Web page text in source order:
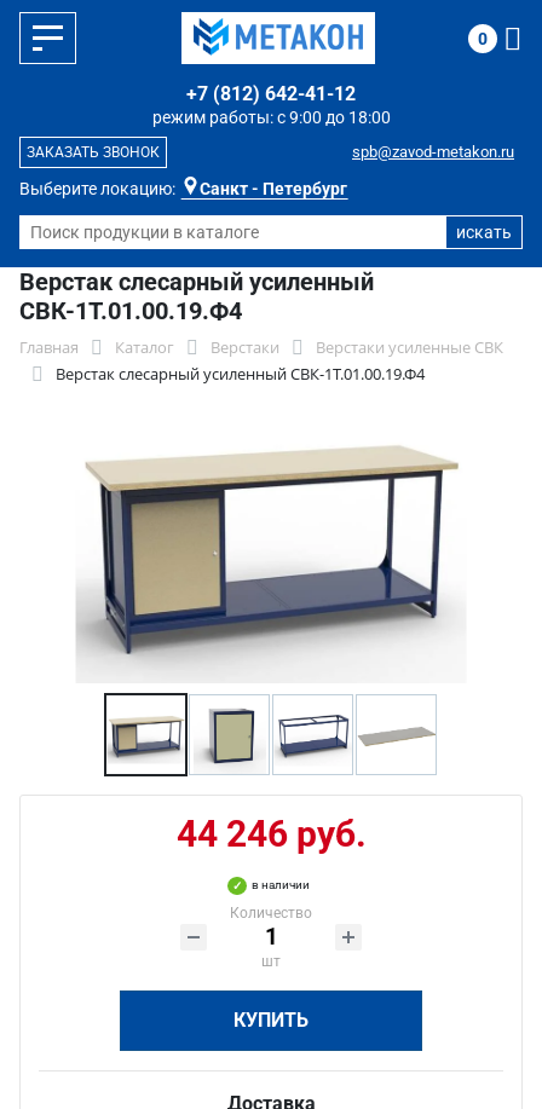
Выберите локацию: Санкт - Петербург
режим работы: с 9:00 до 18:00
+7 (812) 642-41-12
spb@zavod-metakon.ru
ЗАКАЗАТЬ ЗВОНОК
0
Верстак слесарный усиленный
СВК-1Т.01.00.19.Ф4
Главная Каталог Верстаки
Верстаки усиленные СВК
Верстак слесарный усиленный СВК-1Т.01.00.19.Ф4
44 246 руб.
в наличии
Количество
шт
КУПИТЬ
Доставка